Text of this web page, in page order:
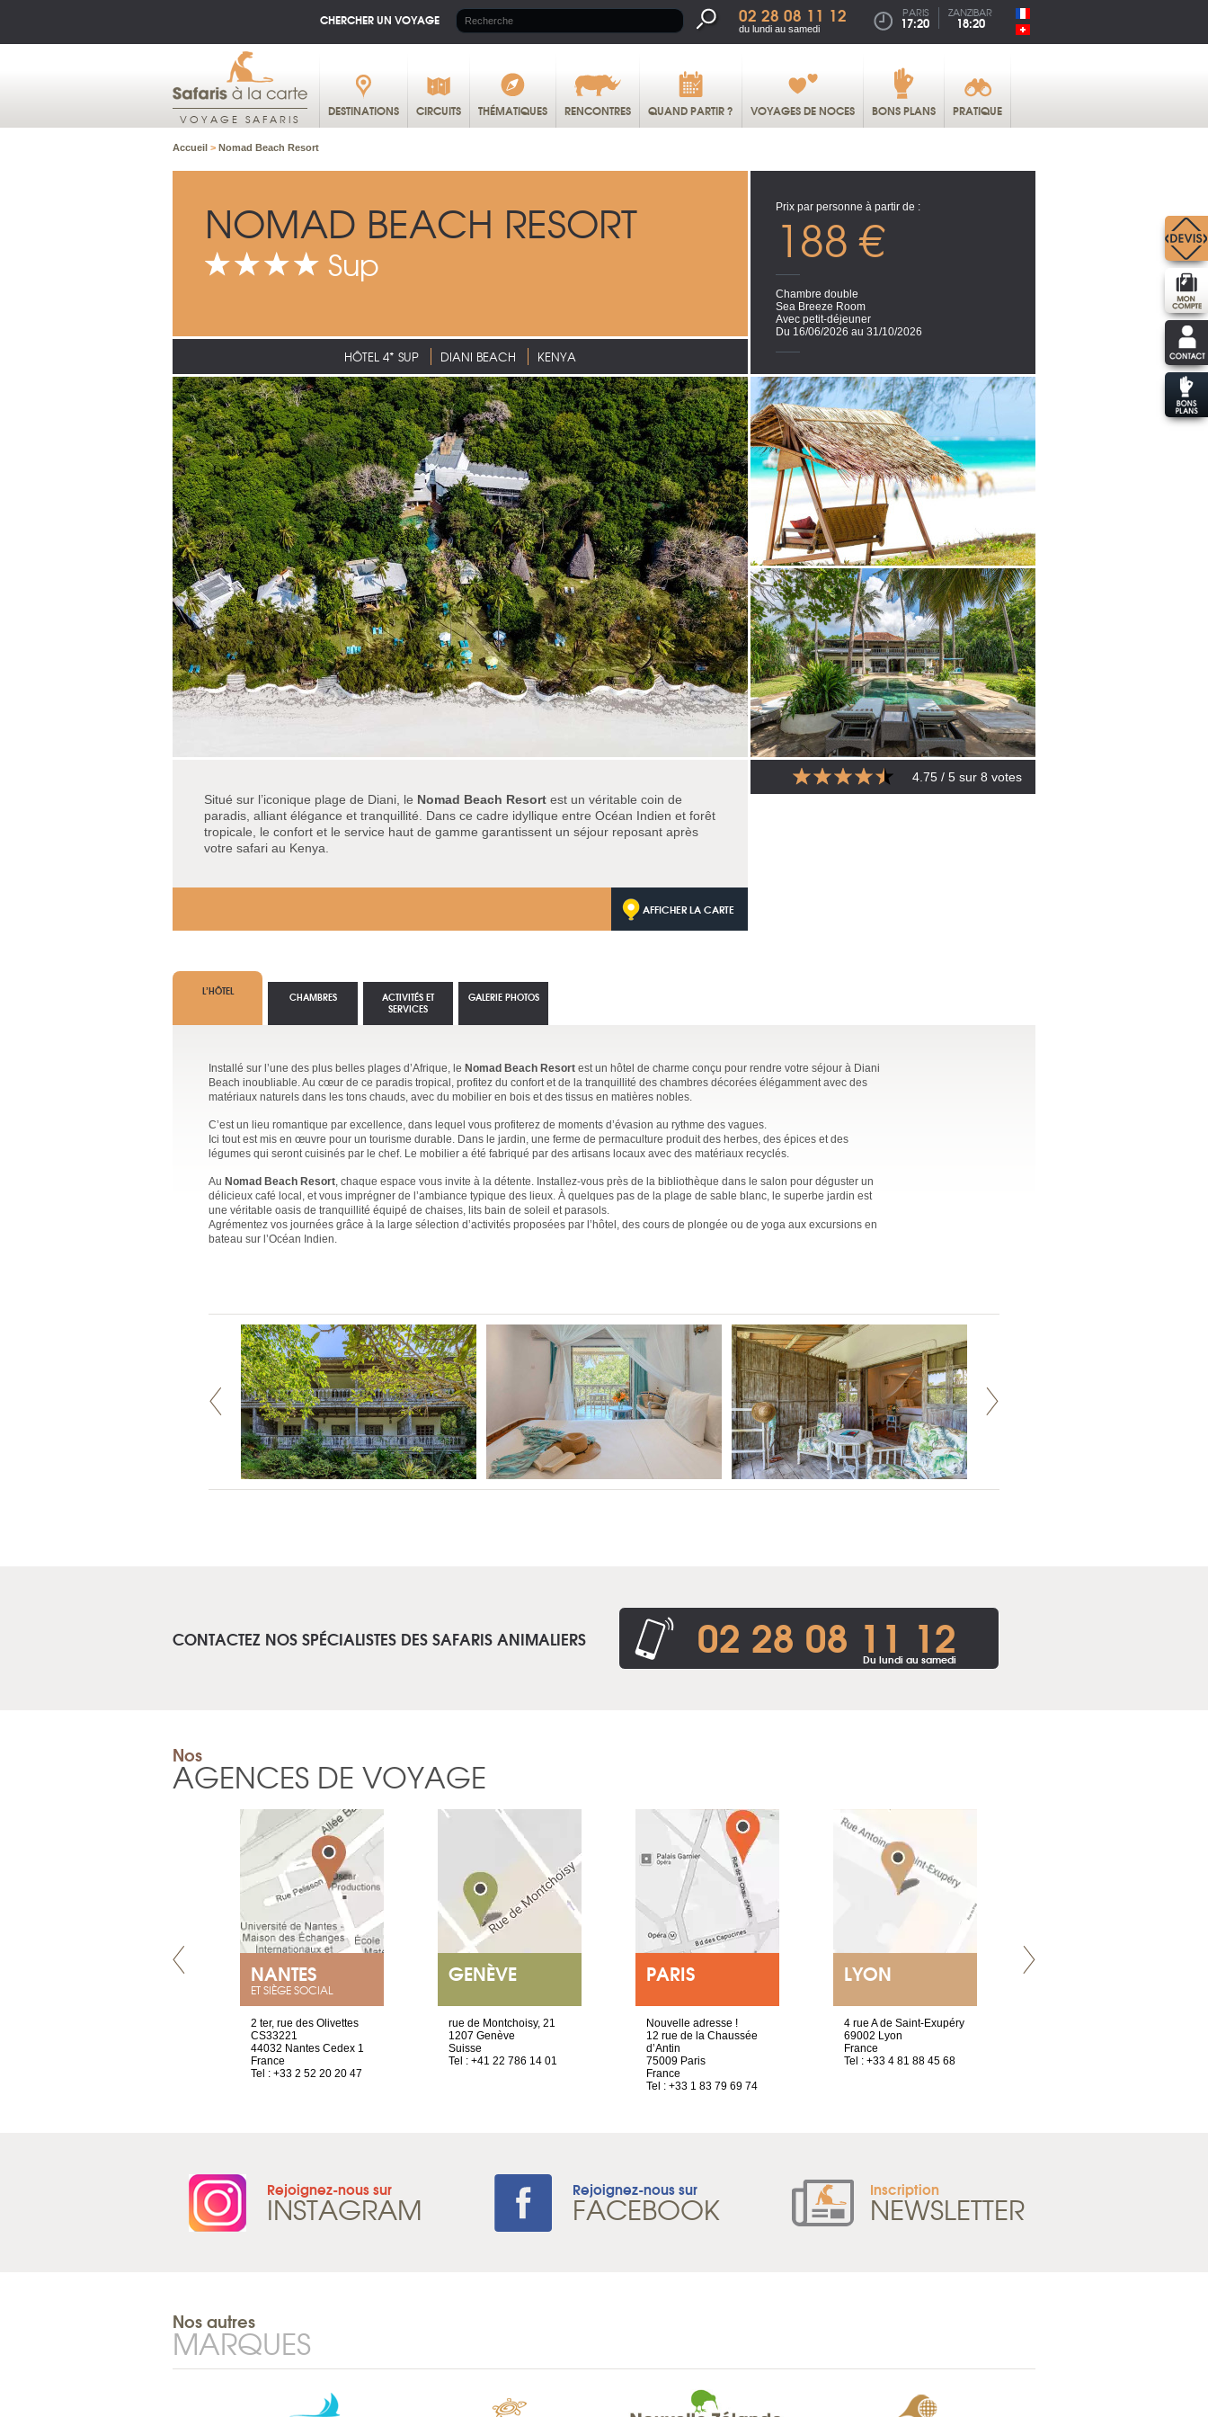
CHERCHER UN VOYAGE 02 28 08 11 12
du lundi au samedi
PARIS
17:20
ZANZIBAR
18:20
VOYAGE SAFARIS DESTINATIONS CIRCUITS THÉMATIQUES RENCONTRES QUAND PARTIR ? VOYAGES DE NOCES BONS PLANS PRATIQUE
Accueil > Nomad Beach Resort
NOMAD BEACH RESORT
Sup
HÔTEL 4* SUP DIANI BEACH KENYA
Prix par personne à partir de :
188 €
Chambre double
Sea Breeze Room
Avec petit-déjeuner
Du 16/06/2026 au 31/10/2026
Situé sur l’iconique plage de Diani, le Nomad Beach Resort est un véritable coin de
paradis, alliant élégance et tranquillité. Dans ce cadre idyllique entre Océan Indien et forêt
tropicale, le confort et le service haut de gamme garantissent un séjour reposant après
votre safari au Kenya.
AFFICHER LA CARTE
4.75 / 5 sur 8 votes
L’HÔTEL
Installé sur l’une des plus belles plages d’Afrique, le Nomad Beach Resort est un hôtel de charme conçu pour rendre votre séjour à Diani
Beach inoubliable. Au cœur de ce paradis tropical, profitez du confort et de la tranquillité des chambres décorées élégamment avec des
matériaux naturels dans les tons chauds, avec du mobilier en bois et des tissus en matières nobles.
C’est un lieu romantique par excellence, dans lequel vous profiterez de moments d’évasion au rythme des vagues.
Ici tout est mis en œuvre pour un tourisme durable. Dans le jardin, une ferme de permaculture produit des herbes, des épices et des
légumes qui seront cuisinés par le chef. Le mobilier a été fabriqué par des artisans locaux avec des matériaux recyclés.
Au Nomad Beach Resort, chaque espace vous invite à la détente. Installez-vous près de la bibliothèque dans le salon pour déguster un
délicieux café local, et vous imprégner de l’ambiance typique des lieux. À quelques pas de la plage de sable blanc, le superbe jardin est
une véritable oasis de tranquillité équipé de chaises, lits bain de soleil et parasols.
Agrémentez vos journées grâce à la large sélection d’activités proposées par l’hôtel, des cours de plongée ou de yoga aux excursions en
bateau sur l’Océan Indien.
CHAMBRES
ACTIVITÉS ET
SERVICES
GALERIE PHOTOS
CONTACTEZ NOS SPÉCIALISTES DES SAFARIS ANIMALIERS 02 28 08 11 12
Du lundi au samedi
Nos
AGENCES DE VOYAGE
NANTES
ET SIÈGE SOCIAL
2 ter, rue des Olivettes
CS33221
44032 Nantes Cedex 1
France
Tel : +33 2 52 20 20 47
GENÈVE
rue de Montchoisy, 21
1207 Genève
Suisse
Tel : +41 22 786 14 01
PARIS
Nouvelle adresse !
12 rue de la Chaussée
d’Antin
75009 Paris
France
Tel : +33 1 83 79 69 74
LYON
4 rue A de Saint-Exupéry
69002 Lyon
France
Tel : +33 4 81 88 45 68
Rejoignez-nous sur
INSTAGRAM Rejoignez-nous sur
FACEBOOK Inscription
NEWSLETTER
Nos autres
MARQUES